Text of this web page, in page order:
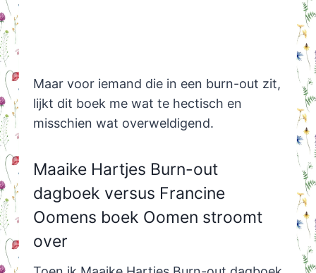
Maar voor iemand die in een burn-out zit,
lijkt dit boek me wat te hectisch en
misschien wat overweldigend.
Maaike Hartjes Burn-out
dagboek versus Francine
Oomens boek Oomen stroomt
over